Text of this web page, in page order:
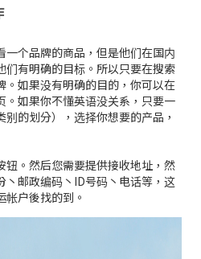
一个品牌的商品，但是他们在国内
们有明确的目标。所以只要在搜索
。如果没有明确的目的，你可以在
。如果你不懂英语没关系，只要一
的划分），选择你想要的产品，
钮。然后您需要提供接收地址，然
丶邮政编码丶ID号码丶电话等，这
户後找的到。